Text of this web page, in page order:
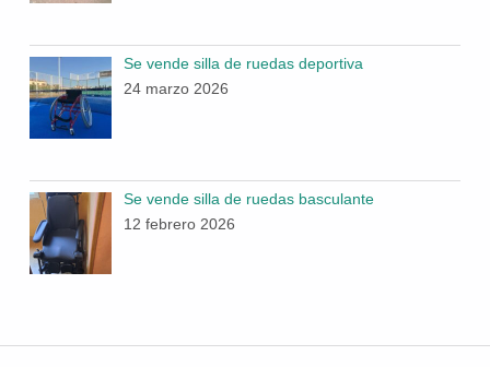
Se vende silla de ruedas deportiva
24 marzo 2026
Se vende silla de ruedas basculante
12 febrero 2026
Navegación de entradas